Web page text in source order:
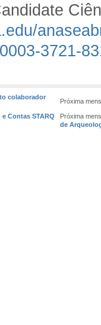
3721-
colaborador
Próxima
Contas STARQ
Próxima
de